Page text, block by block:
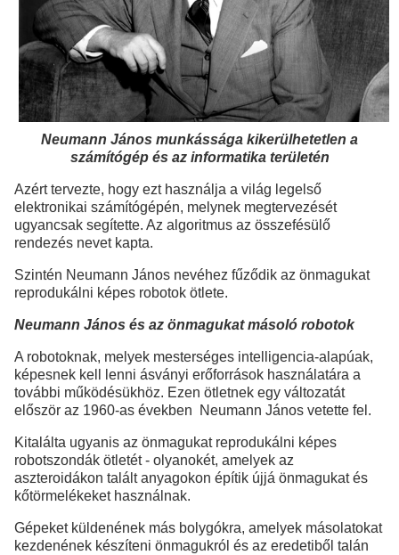
Neumann János munkássága kikerülhetetlen a
számítógép és az informatika területén
Azért tervezte, hogy ezt használja a világ legelső
elektronikai számítógépén, melynek megtervezését
ugyancsak segítette. Az algoritmus az összefésülő
rendezés nevet kapta.
Szintén Neumann János nevéhez fűződik az önmagukat
reprodukálni képes robotok ötlete.
Neumann János és az önmagukat másoló robotok
A robotoknak, melyek mesterséges intelligencia-alapúak,
képesnek kell lenni ásványi erőforrások használatára a
további működésükhöz. Ezen ötletnek egy változatát
először az 1960-as években Neumann János vetette fel.
Kitalálta ugyanis az önmagukat reprodukálni képes
robotszondák ötletét - olyanokét, amelyek az
aszteroidákon talált anyagokon építik újjá önmagukat és
kőtörmelékeket használnak.
Gépeket küldenének más bolygókra, amelyek másolatokat
kezdenének készíteni önmagukról és az eredetiből talán